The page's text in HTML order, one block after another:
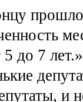
5 до 7 лет.»
и